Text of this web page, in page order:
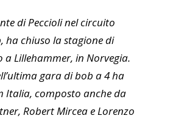
di Peccioli nel circuito
ha chiuso la stagione di
a Lillehammer, in Norvegia.
gara di bob a 4 ha
Italia, composto anche da
Robert Mircea e Lorenzo